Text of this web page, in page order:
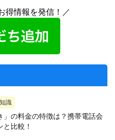
得情報を発信！／
識
」の料金の特徴は？携帯電話会
比較！